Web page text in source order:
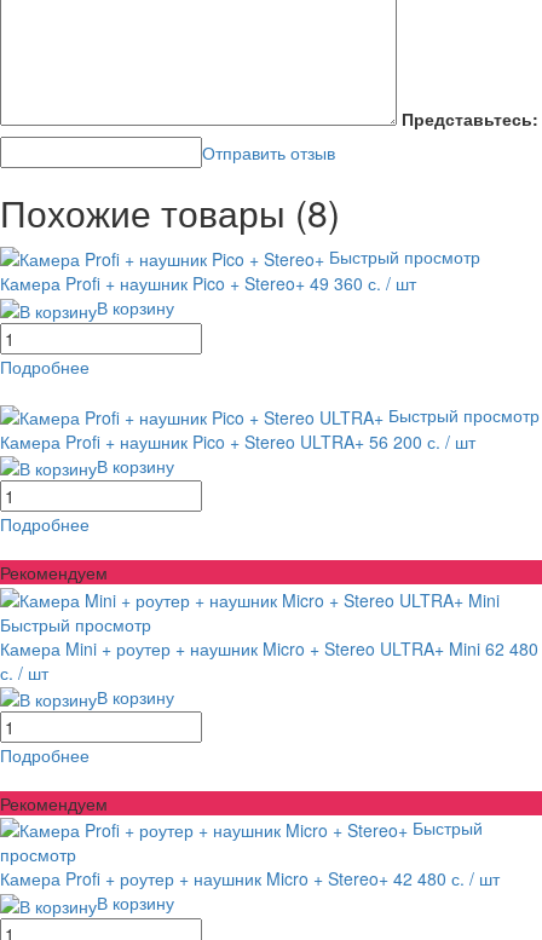
Представьтесь:
Отправить отзыв
Похожие товары (8)
Быстрый просмотр
Камера Profi + наушник Pico + Stereo+ 49 360 с. / шт
В корзину
Подробнее
Быстрый просмотр
Камера Profi + наушник Pico + Stereo ULTRA+ 56 200 с. / шт
В корзину
Подробнее
Рекомендуем
Быстрый просмотр
Камера Mini + роутер + наушник Micro + Stereo ULTRA+ Mini 62 480
с. / шт
В корзину
Подробнее
Рекомендуем
Быстрый
просмотр
Камера Profi + роутер + наушник Micro + Stereo+ 42 480 с. / шт
В корзину